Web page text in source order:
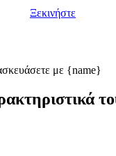
Ξεκινήστε